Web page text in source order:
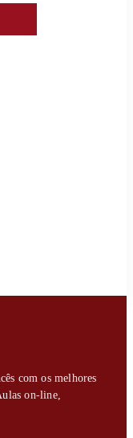
com os melhores
on-line,